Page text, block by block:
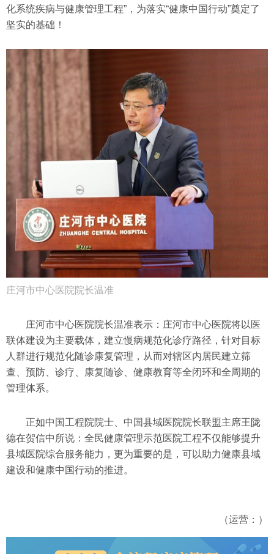
化系统疾病与健康管理工程”，为落实“健康中国行动”奠定了
坚实的基础！
庄河市中心医院院长温准
庄河市中心医院院长温准表示：庄河市中心医院将以医
联体建设为主要载体，建立慢病规范化诊疗路径，针对目标
人群进行规范化随诊康复管理，从而对辖区内居民建立筛
查、预防、诊疗、康复随诊、健康教育等全闭环和全周期的
管理体系。
正如中国工程院院士、中国县域医院院长联盟主席王陇
德在贺信中所说：全民健康管理示范医院工程不仅能够提升
县域医院综合服务能力，更为重要的是，可以助力健康县域
建设和健康中国行动的推进。
（运营：）